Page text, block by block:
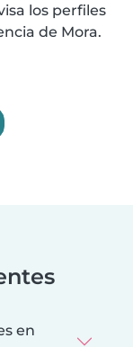
los perfiles
de Mora.
en